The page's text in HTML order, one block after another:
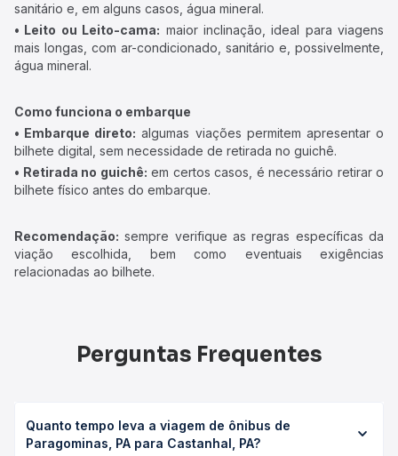
sanitário e, em alguns casos, água mineral.
• Leito ou Leito-cama: maior inclinação, ideal para viagens
mais longas, com ar-condicionado, sanitário e, possivelmente,
água mineral.
Como funciona o embarque
• Embarque direto: algumas viações permitem apresentar o
bilhete digital, sem necessidade de retirada no guichê.
• Retirada no guichê: em certos casos, é necessário retirar o
bilhete físico antes do embarque.
Recomendação: sempre verifique as regras específicas da
viação escolhida, bem como eventuais exigências
relacionadas ao bilhete.
Perguntas Frequentes
Quanto tempo leva a viagem de ônibus de
Paragominas, PA para Castanhal, PA?